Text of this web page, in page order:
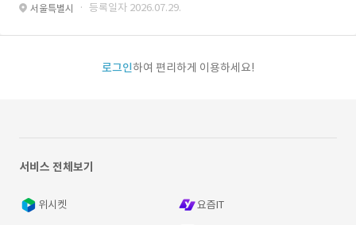
서울특별시 · 등록일자 2026.07.29.
로그인하여 편리하게 이용하세요!
서비스 전체보기
위시켓 요즘IT